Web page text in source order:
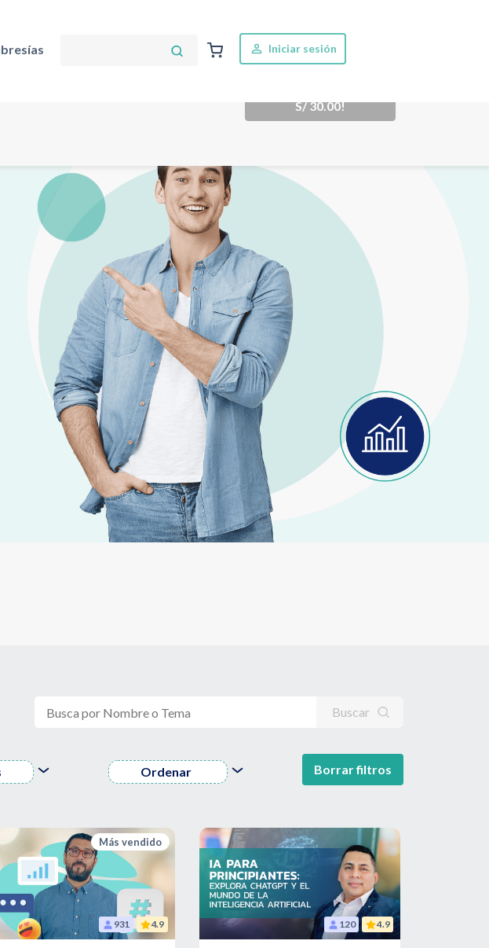
Iniciar sesión
S/30.00!
Buscar
Ordenar Borrar filtros
Más vendido
931 4.9 120 4.9